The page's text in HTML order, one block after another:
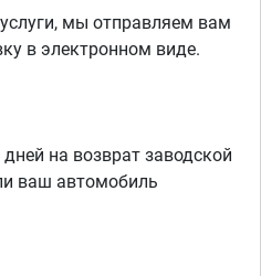
мы отправляем вам
в электронном виде.
на возврат заводской
ваш автомобиль